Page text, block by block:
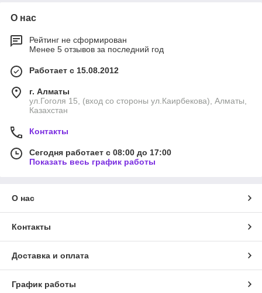
О нас
Рейтинг не сформирован
Менее 5 отзывов за последний год
Работает с 15.08.2012
г. Алматы
ул.Гоголя 15, (вход со стороны ул.Каирбекова), Алматы,
Казахстан
Контакты
Сегодня работает с 08:00 до 17:00
Показать весь график работы
О нас
Контакты
Доставка и оплата
График работы